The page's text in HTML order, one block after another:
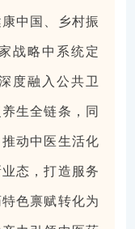
中国、乡村振
战略中系统定
度融入公共卫
生全链条，同
动中医生活化
态，打造服务
色禀赋转化为